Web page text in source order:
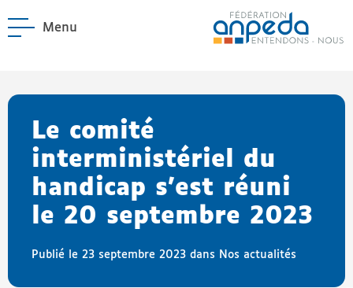
Menu
Le comité
interministériel du
handicap s’est réuni
le 20 septembre 2023
Publié le 23 septembre 2023 dans Nos actualités